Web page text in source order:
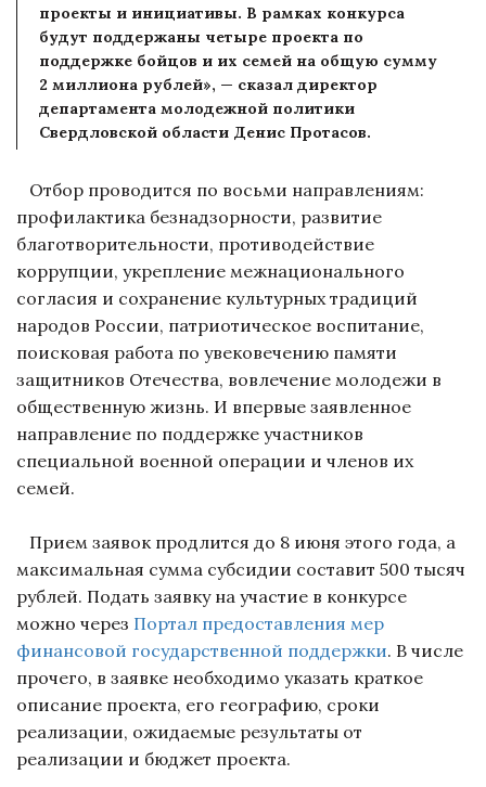
проекты и инициативы. В рамках конкурса
будут поддержаны четыре проекта по
поддержке бойцов и их семей на общую сумму
2 миллиона рублей», — сказал директор
департамента молодежной политики
Свердловской области Денис Протасов.
Отбор проводится по восьми направлениям:
профилактика безнадзорности, развитие
благотворительности, противодействие
коррупции, укрепление межнационального
согласия и сохранение культурных традиций
народов России, патриотическое воспитание,
поисковая работа по увековечению памяти
защитников Отечества, вовлечение молодежи в
общественную жизнь. И впервые заявленное
направление по поддержке участников
специальной военной операции и членов их
семей.
Прием заявок продлится до 8 июня этого года, а
максимальная сумма субсидии составит 500 тысяч
рублей. Подать заявку на участие в конкурсе
можно через Портал предоставления мер
финансовой государственной поддержки. В числе
прочего, в заявке необходимо указать краткое
описание проекта, его географию, сроки
реализации, ожидаемые результаты от
реализации и бюджет проекта.